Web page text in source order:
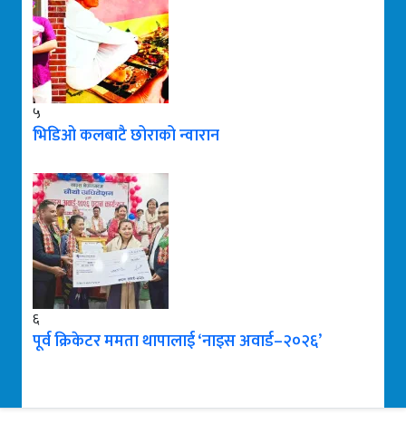
५
भिडिओ कलबाटै छोराको न्वारान
६
पूर्व क्रिकेटर ममता थापालाई ‘नाइस अवार्ड–२०२६’